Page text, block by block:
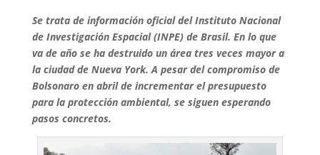
Se trata de información oficial del Instituto Nacional
de Investigación Espacial (INPE) de Brasil. En lo que
va de año se ha destruido un área tres veces mayor a
la ciudad de Nueva York. A pesar del compromiso de
Bolsonaro en abril de incrementar el presupuesto
para la protección ambiental, se siguen esperando
pasos concretos.